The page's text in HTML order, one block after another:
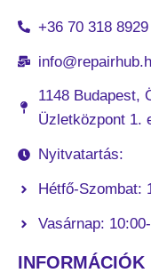
+36 70 318 8929
1148 Budapest,
Üzletközpont 1.
Nyitvatartás:
Hétfő-Szombat:
Vasárnap:
INFORMÁCIÓK